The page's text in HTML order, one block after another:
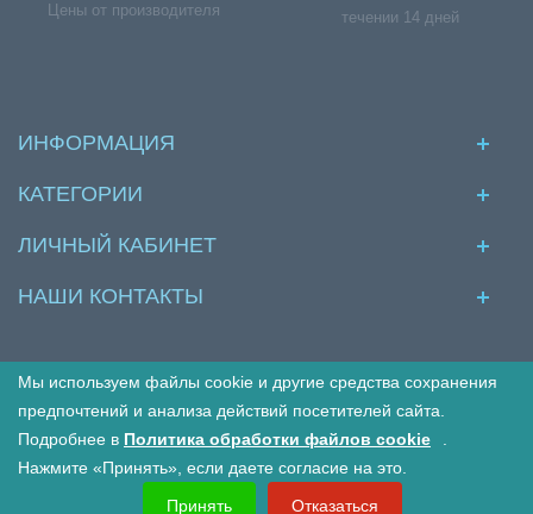
Цены от производителя
течении 14 дней
ИНФОРМАЦИЯ
КАТЕГОРИИ
ЛИЧНЫЙ КАБИНЕТ
НАШИ КОНТАКТЫ
Принимаем к оплате:
Мы используем файлы cookie и другие средства сохранения
предпочтений и анализа действий посетителей сайта.
Подробнее в Политика обработки файлов cookie
Нажмите «Принять», если даете согласие на это.
Принять
Отказаться